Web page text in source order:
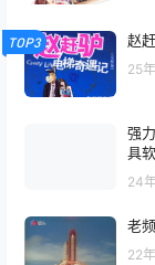
TOP3 赵
25
强
具
24
老
22